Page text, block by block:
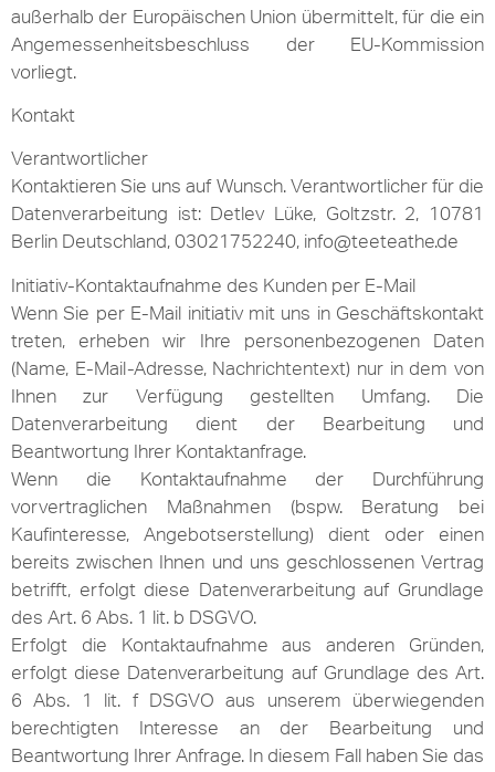
außerhalb der Europäischen Union übermittelt, für die ein
Angemessenheitsbeschluss der EU-Kommission
vorliegt.
Kontakt
Verantwortlicher
Kontaktieren Sie uns auf Wunsch. Verantwortlicher für die
Datenverarbeitung ist: Detlev Lüke, Goltzstr. 2, 10781
Berlin Deutschland, 03021752240, info@teeteathe.de
Initiativ-Kontaktaufnahme des Kunden per E-Mail
Wenn Sie per E-Mail initiativ mit uns in Geschäftskontakt
treten, erheben wir Ihre personenbezogenen Daten
(Name, E-Mail-Adresse, Nachrichtentext) nur in dem von
Ihnen zur Verfügung gestellten Umfang. Die
Datenverarbeitung dient der Bearbeitung und
Beantwortung Ihrer Kontaktanfrage.
Wenn die Kontaktaufnahme der Durchführung
vorvertraglichen Maßnahmen (bspw. Beratung bei
Kaufinteresse, Angebotserstellung) dient oder einen
bereits zwischen Ihnen und uns geschlossenen Vertrag
betrifft, erfolgt diese Datenverarbeitung auf Grundlage
des Art. 6 Abs. 1 lit. b DSGVO.
Erfolgt die Kontaktaufnahme aus anderen Gründen,
erfolgt diese Datenverarbeitung auf Grundlage des Art.
6 Abs. 1 lit. f DSGVO aus unserem überwiegenden
berechtigten Interesse an der Bearbeitung und
Beantwortung Ihrer Anfrage. In diesem Fall haben Sie das